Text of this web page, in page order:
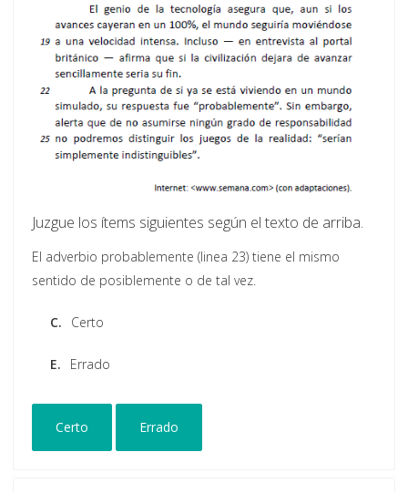
Juzgue los ítems siguientes según el texto de arriba.
El adverbio probablemente (linea 23) tiene el mismo
sentido de posiblemente o de tal vez.
C. Certo
E. Errado
Certo Errado